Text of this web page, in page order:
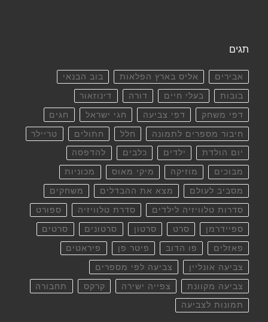
תגים
אבירים אליס בארץ הפלאות בוב הבנאי
בובות בעלי חיים דורה דינוזאור
דפי משחק דפי צביעה חגי ישראל חגים
חיבור מספרים לתמונה חלל חתולים טריילר
יום הולדת ילדים כלבים להדפסה
מבוכים מוזיקה מיקי מאוס מכוניות
מסביב לעולם מצא את ההבדלים משחקים
סדרות טלוויזיה לילדים סדרת טלוויזיה ספורט
ספיידרמן סרט סרטון סרטונים סרטים
פאזלים פו הדוב פיטר פן פיראטים
צביעה אונליין צביעה לפי מספרים
צביעה מקוונת צפייה ישירה קרקס תחבורה
תמונות לצביעה